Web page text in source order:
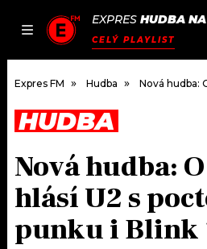
EXPRES HUDBA NA
CELÝ PLAYLIST
DOMŮ
ČLÁNKY
PODCASTY
Expres FM Hudba Nová hudba: O slovo se hlásí U2 s
HUDBA
Nová hudba:
hlásí U2 s
punku i Blink